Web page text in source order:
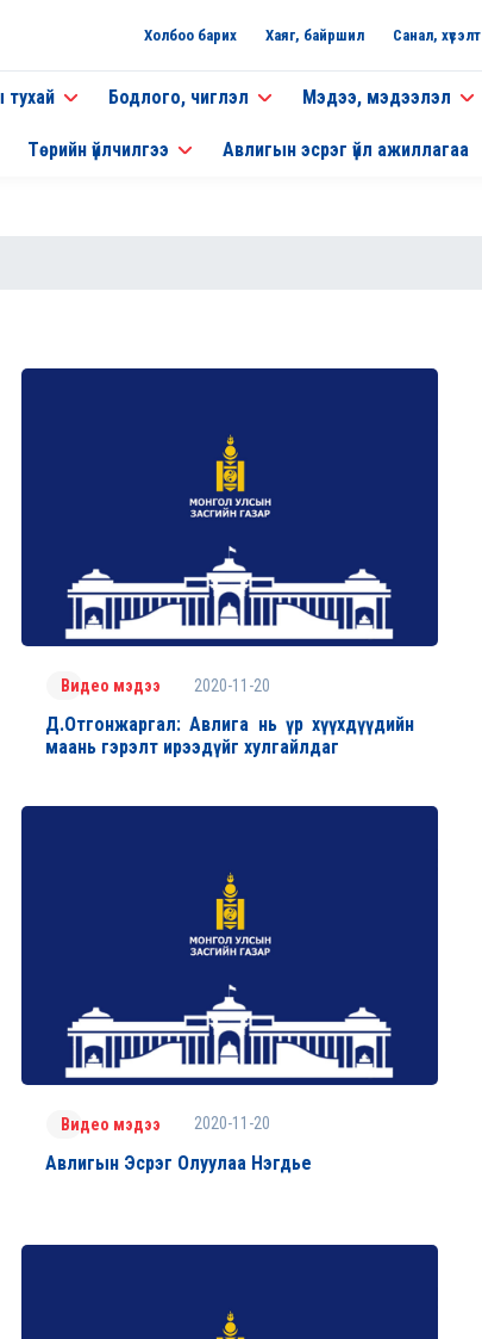
Холбоо барих Хаяг, байршил Санал, хүсэлт
Бодлого, чиглэл Мэдээ, мэдээлэл
Төрийн үйлчилгээ Авлигын эсрэг үйл ажиллагаа
Видео мэдээ 2020-11-20
Д.Отгонжаргал: Авлига нь үр хүүхдүүдийн
маань гэрэлт ирээдүйг хулгайлдаг
Видео мэдээ 2020-11-20
Авлигын Эсрэг Олуулаа Нэгдье